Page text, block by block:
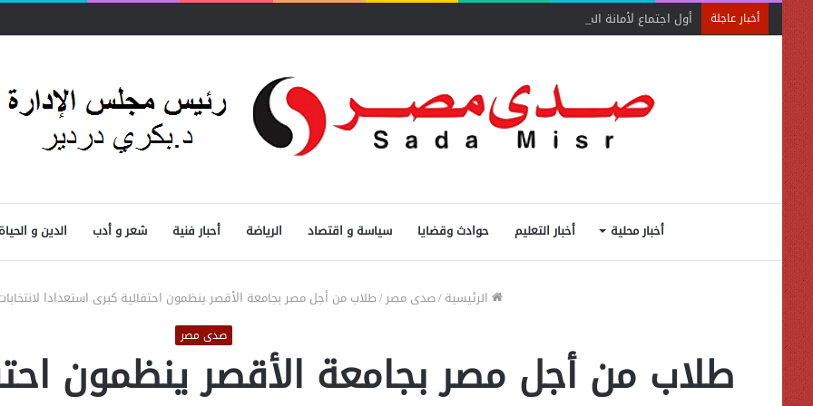
أخبار عاجلة أول اجتماع لأمانة المجالس المحلية بحماة الوطن بالبحيرة يحدد الأولويات
أخبار محلية أخبار التعليم حوادث وقضايا سياسة و اقتصاد الرياضة أحبار فنية شعر و أدب الدين و الحياة
الرئيسية/صدى مصر/طلاب من أجل مصر بجامعة الأقصر ينظمون احتفالية كبرى استعدادا لانتخابات
صدى مصر
طلاب من أجل مصر بجامعة الأقصر ينظمون